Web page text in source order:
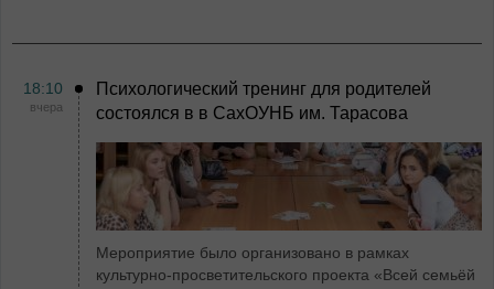
18:10
вчера
Психологический тренинг для родителей
состоялся в в СахОУНБ им. Тарасова
Мероприятие было организовано в рамках
культурно-просветительского проекта «Всей семьёй